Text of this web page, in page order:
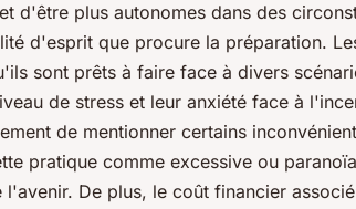
d'être plus autonomes dans des
d'esprit que procure la préparation.
sont prêts à faire face à divers
de stress et leur anxiété face à
de mentionner certains
pratique comme excessive ou
l'avenir. De plus, le coût financier